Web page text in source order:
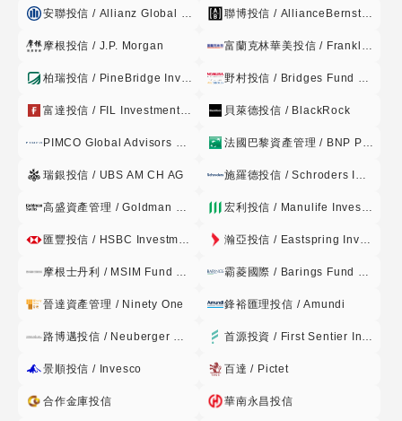
構評定等級者,投資該國或地區之政 府債券及其他債券總金額,
資等級債券」係指下列債券。惟如債券發生信用評等不一致者,
若任一信用評等機構 評定為非投資等級債券者,該債券即屬非
券」之規定時,從其規定: (1) 政府公債:發行國家主權評等未達
下述所列信用評等機構評定等級。 (2) 第 1 目以外之債券:該
經信用 評等機構評等。但可轉換公司債、未經信用評等機構評
等之債券,其債券保證人之長期債務 信用評等符合下述所列信
債券 發行人之長期債務信用評等符合下列所述信用評等機構評
定達一定等級以上者,不在此限。 (3) 金融資產證券化之受益證
證券 或基礎證券之債務發行評等未達下列所述信用評等機構評
定等級或未經信用評等機構評等。 (4) 前述信用評等機構及其
股份有限公司 twBBB-澳洲惠譽國際信用評等股份有限公司台
灣分公司 BBB-(twn) A.M. Best Company, Inc. bbbDBRS
安聯投信 / Allianz Global Investors 聯博投信 / AllianceBernstein
摩根投信 / J.P. Morgan 富蘭克林華美投信 / Franklin Templeton
柏瑞投信 / PineBridge Investments 野村投信 / Bridges Fund Management
富達投信 / FIL Investment Management 貝萊德投信 / BlackRock
PIMCO Global Advisors Limited 法國巴黎資產管理 / BNP Paribas
瑞銀投信 / UBS AM CH AG 施羅德投信 / Schroders Investment Management
高盛資產管理 / Goldman Sachs 宏利投信 / Manulife Investment Management
匯豐投信 / HSBC Investment Funds 瀚亞投信 / Eastspring Investments
摩根士丹利 / MSIM Fund Management 霸菱國際 / Barings Fund Managers
晉達資產管理 / Ninety One 鋒裕匯理投信 / Amundi
路博邁投信 / Neuberger Berman 首源投資 / First Sentier Investors
景順投信 / Invesco 百達 / Pictet
合作金庫投信 華南永昌投信